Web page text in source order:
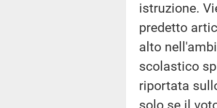
istruzione.
predetto
alto
scolastico
riportata